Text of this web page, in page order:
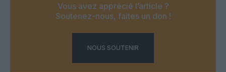
Vous avez apprécié l’article ?
Soutenez-nous, faites un don !
NOUS SOUTENIR